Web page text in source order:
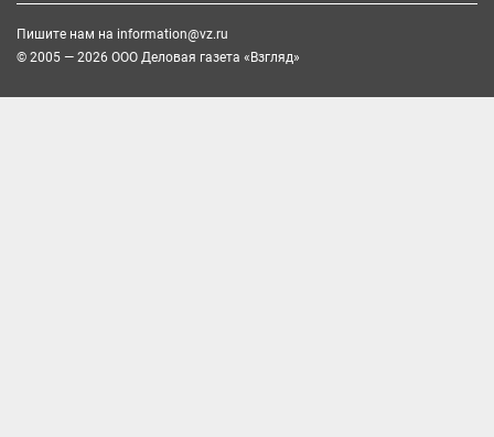
Пишите нам на information@vz.ru
© 2005 — 2026 ООО Деловая газета «Взгляд»